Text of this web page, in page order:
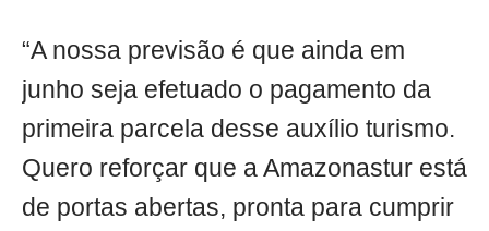
“A nossa previsão é que ainda em
junho seja efetuado o pagamento da
primeira parcela desse auxílio turismo.
Quero reforçar que a Amazonastur está
de portas abertas, pronta para cumprir